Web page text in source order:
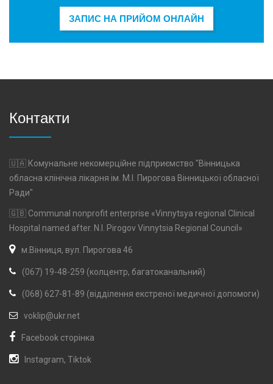
ЗАПИС НА ПРИЙОМ ОНЛАЙН
Контакти
🇺🇦 Комунальне некомерційне підприємство "Вінницька
обласна клінічна лікарня ім. М.І. Пирогова Вінницької обласної
Ради"
🇬🇧 Communal nonprofit enterprise «Vinnytsya regional Clinical
Hospital named after. N.I. Pirogov Vinnytsia Regional Council»
м.Вінниця, вул. Пирогова 46
(067) 19-48-259 (колцентр, багатоканальний)
(068) 627-81-89 (відділення екстреної медичної допомоги)
voklip@ukr.net
Facebook сторінка
Instagram, Tiktok